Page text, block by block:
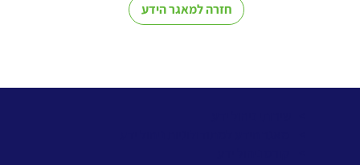
חזרה למאגר הידע